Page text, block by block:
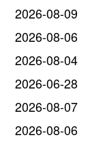
2026-08-09
2026-08-06
2026-08-04
2026-06-28
2026-08-07
2026-08-06